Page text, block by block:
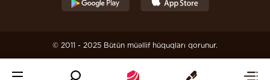
© 2011 - 2025 Bütün müəllif hüquqları qorunur.